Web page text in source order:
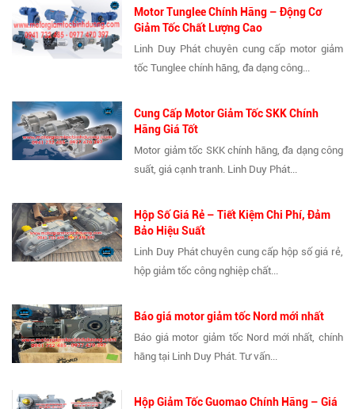
Motor Tunglee Chính Hãng – Động Cơ
Giảm Tốc Chất Lượng Cao
Linh Duy Phát chuyên cung cấp motor giảm
tốc Tunglee chính hãng, đa dạng công...
Cung Cấp Motor Giảm Tốc SKK Chính
Hãng Giá Tốt
Motor giảm tốc SKK chính hãng, đa dạng công
suất, giá cạnh tranh. Linh Duy Phát...
Hộp Số Giá Rẻ – Tiết Kiệm Chi Phí, Đảm
Bảo Hiệu Suất
Linh Duy Phát chuyên cung cấp hộp số giá rẻ,
hộp giảm tốc công nghiệp chất...
Báo giá motor giảm tốc Nord mới nhất
Báo giá motor giảm tốc Nord mới nhất, chính
hãng tại Linh Duy Phát. Tư vấn...
Hộp Giảm Tốc Guomao Chính Hãng – Giá